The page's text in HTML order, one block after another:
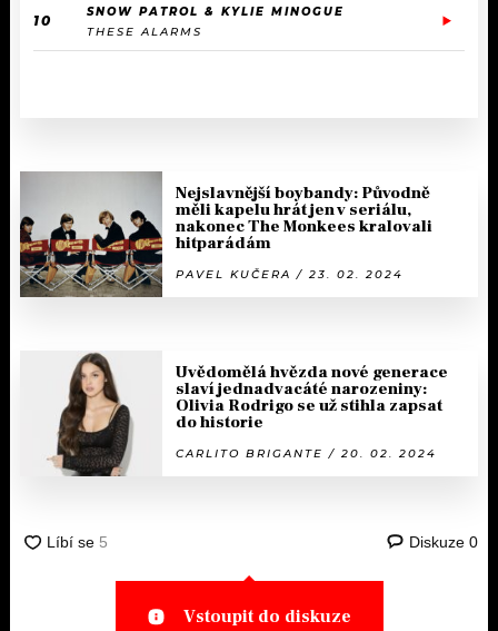
10
SNOW PATROL & KYLIE MINOGUE
THESE ALARMS
Nejslavnější boybandy: Původně
měli kapelu hrát jen v seriálu,
nakonec The Monkees kralovali
hitparádám
PAVEL KUČERA / 23. 02. 2024
Uvědomělá hvězda nové generace
slaví jednadvacáté narozeniny:
Olivia Rodrigo se už stihla zapsat
do historie
CARLITO BRIGANTE / 20. 02. 2024
Diskuze 0
Vstoupit do diskuze